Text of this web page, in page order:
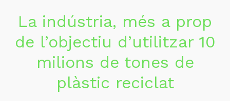
La indústria, més a prop
de l’objectiu d’utilitzar 10
milions de tones de
plàstic reciclat